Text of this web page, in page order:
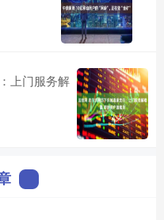
上门服务解